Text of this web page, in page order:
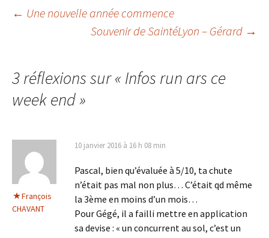
Navigation
des
articles
← Une nouvelle année commence
Souvenir de SaintéLyon – Gérard →
3 réflexions sur « Infos run ars ce
week end»
François
CHAVANT
10 janvier 2016 à 16 h 08 min
Pascal, bien qu’évaluée à 5/10, ta chute
n’était pas mal non plus… C’était qd même
la 3ème en moins d’un mois…
Pour Gégé, il a failli mettre en application
sa devise : « un concurrent au sol, c’est un